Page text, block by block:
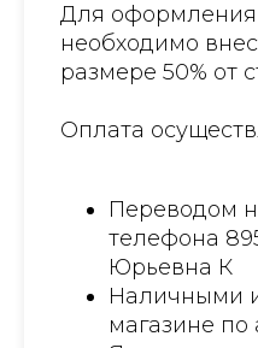
Для оформления
необходимо
размере 50% от
Оплата
Переводом
телефона
Юрьевна К
Наличными
магазине по